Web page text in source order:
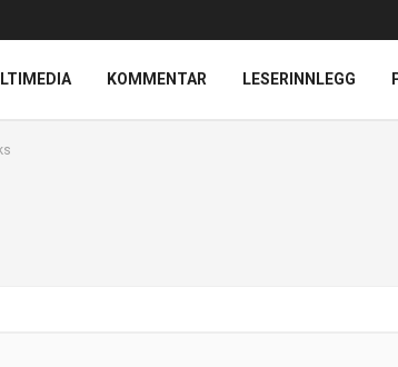
KOMMENTAR LESERINNLEGG